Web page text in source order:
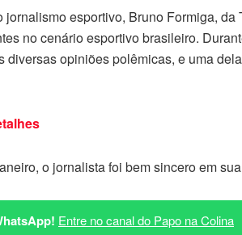
esportivo, Bruno Formiga, da
no cenário esportivo brasileiro.
diversas opiniões polêmicas, e uma
o jornalista foi bem sincero em
Entre no canal do Papo na Colina